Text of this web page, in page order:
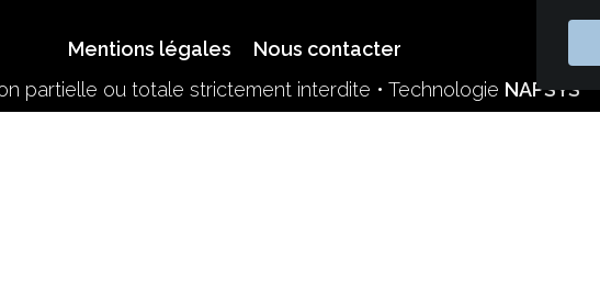
Mentions légales
Nous contacter
partielle ou totale strictement interdite • Technologie NAPSYS™